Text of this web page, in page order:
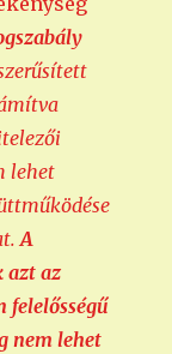
lehet
A
azt az
felelősségű
nem lehet